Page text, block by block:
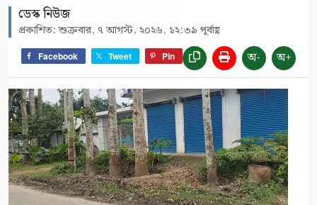
ডেস্ক নিউজ
প্রকাশিত: শুক্রবার, ৭ আগস্ট, ২০২৬, ১২:৩৯ পূর্বাহ্ণ
Facebook Tweet Pin অ- অ+